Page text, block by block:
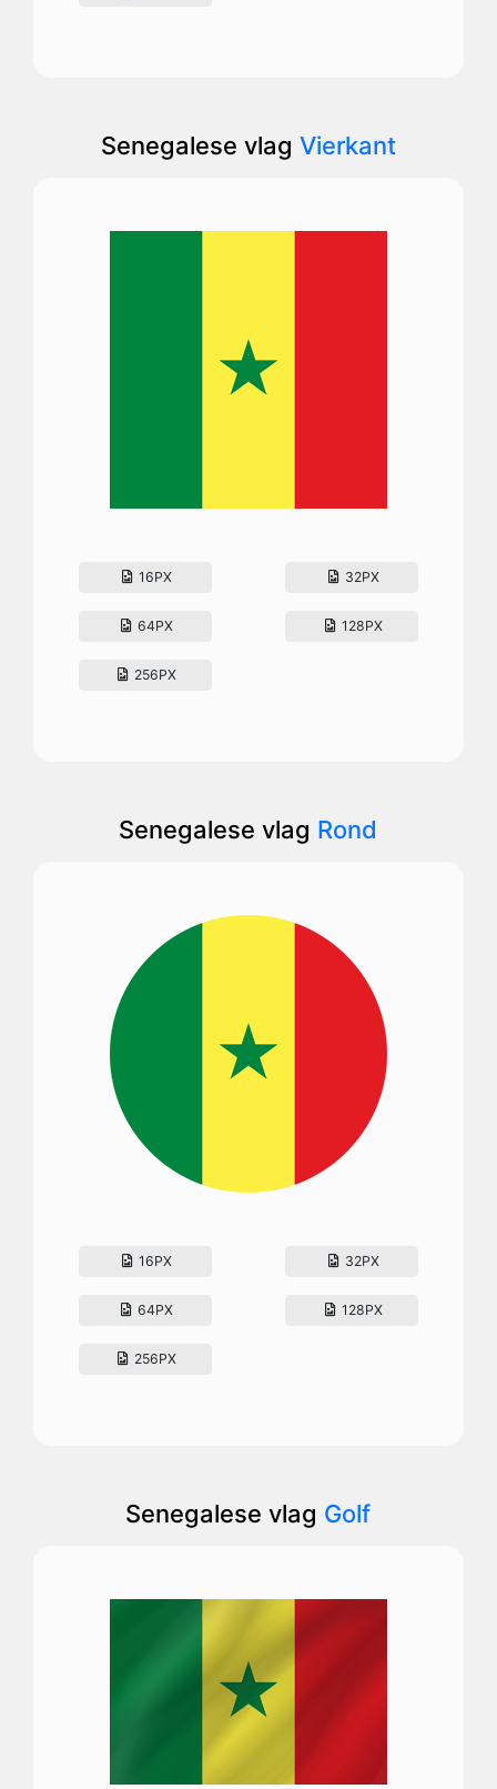
Senegalese vlag Vierkant
16PX 32PX
64PX 128PX
256PX
Senegalese vlag Rond
16PX 32PX
64PX 128PX
256PX
Senegalese vlag Golf